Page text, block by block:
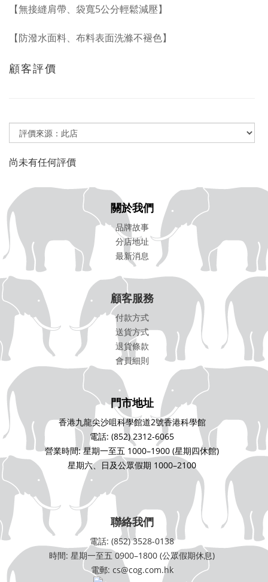
【無接縫肩帶、袋寬5公分輕鬆減壓】
【防潑水面料、布料表面洗滌不褪色】
顧客評價
尚未有任何評價
關於我們
品牌故事
分店地址
最新消息
顧客服務
付款方式
送貨方式
退貨條款
會員細則
門市地址
香港九龍尖沙咀科學館道2號香港科學館
電話: (852) 2312-6065
營業時間: 星期一至五 1000–1900 (星期四休館)
星期六、日及公眾假期 1000–2100
聯絡我們
電話: (852) 3528-0138
時間: 星期一至五 0900–1800 (公眾假期休息)
電郵: cs@cog.com.hk